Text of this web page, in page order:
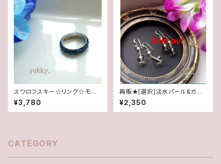
スワロフスキー☆リング☆モンタ
ナ5.5号
¥3,780
再販★[選択]淡水パール&ガラ
スビーズ(1ペア)✽14kgfピア
ス/イヤリング
¥2,350
CATEGORY